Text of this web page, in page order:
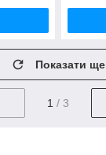
Показати ще
1 / 3